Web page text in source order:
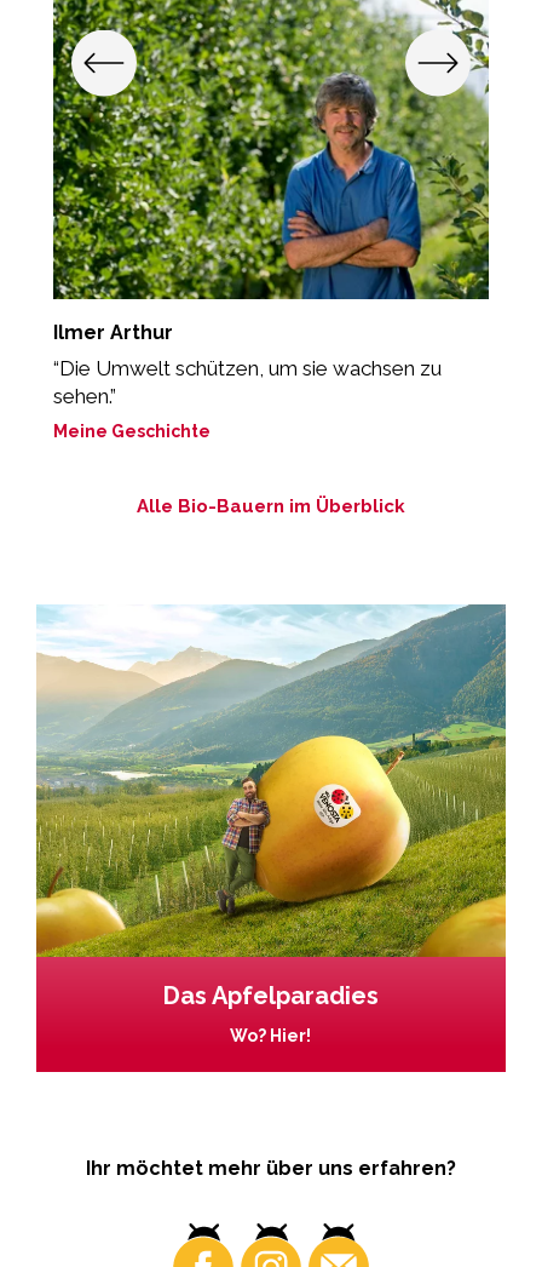
Ilmer Arthur
“Die Umwelt schützen, um sie wachsen zu
sehen.”
Meine Geschichte
Alle Bio-Bauern im Überblick
Das Apfelparadies
Wo? Hier!
Ihr möchtet mehr über uns erfahren?